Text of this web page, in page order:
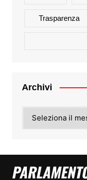
Trasparenza
Archivi